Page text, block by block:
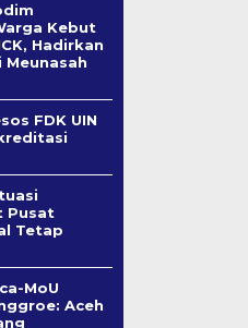
Kebut
Hadirkan
Meunasah
FDK UIN
Pusat
Tetap
MoU
Aceh